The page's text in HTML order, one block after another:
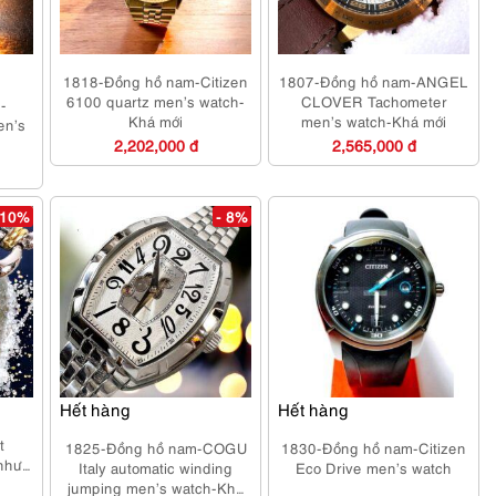
1818-Đồng hồ nam-Citizen
6100 quartz men’s watch-
Khá mới
2,202,000 đ
1807-Đồng hồ nam-ANGEL
CLOVER Tachometer
men’s watch-Khá mới
2,565,000 đ
Hết hàng
- 8%
1825-Đồng hồ nam-COGU
Italy automatic winding
jumping men’s watch-Khá
Hết hàng
1830-Đồng hồ nam-Citizen
Eco Drive men’s watch